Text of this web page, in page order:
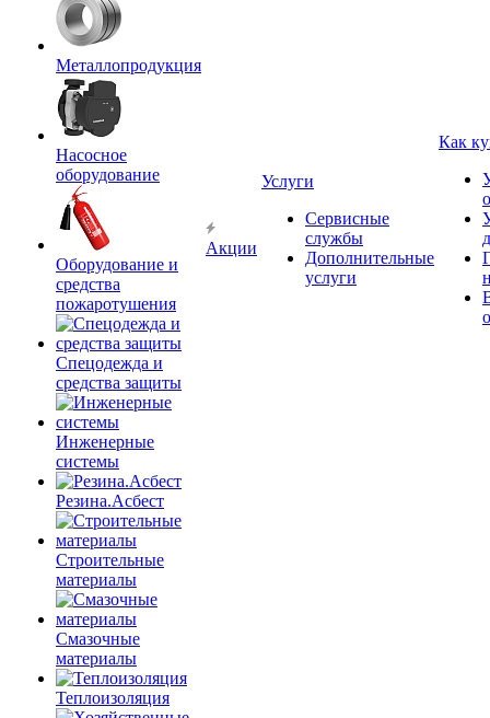
Металлопродукция
Насосное
оборудование
Оборудование и
средства
пожаротушения
Спецодежда и
средства защиты
Инженерные
системы
Резина.Асбест
Строительные
материалы
Смазочные
материалы
Теплоизоляция
Акции
Услуги
Сервисные
службы
Дополнительные
услуги
Как